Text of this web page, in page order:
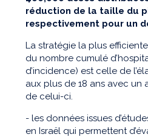
réduction de la taille du
respectivement pour un
La stratégie la plus
du nombre cumulé
d’incidence) est celle de
aux plus de 18 ans avec un
de celui-ci.
- les données issues
en Israël qui permettent